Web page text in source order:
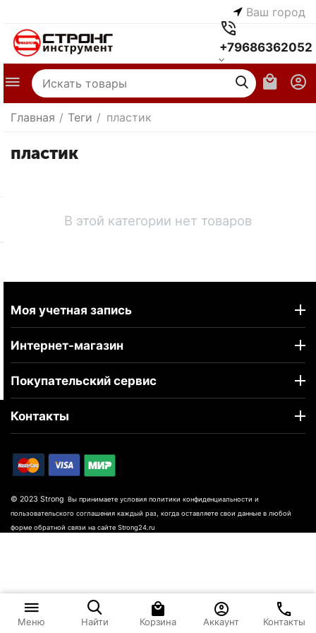
Ваш город
+79686362052
Главная / Теги / пластик
пластик
В этой категории нет товаров
Моя учетная запись
Интернет-магазин
Покупательский сервис
Контакты
© 2023 Strong Вы принимаете условия политики конфиденциальности и
пользовательского соглашения каждый раз, когда оставляете свои данные в любой
форме обратной связи на сайте Strong24.ru
Меню Найти Корзина Аккаунт Контакты